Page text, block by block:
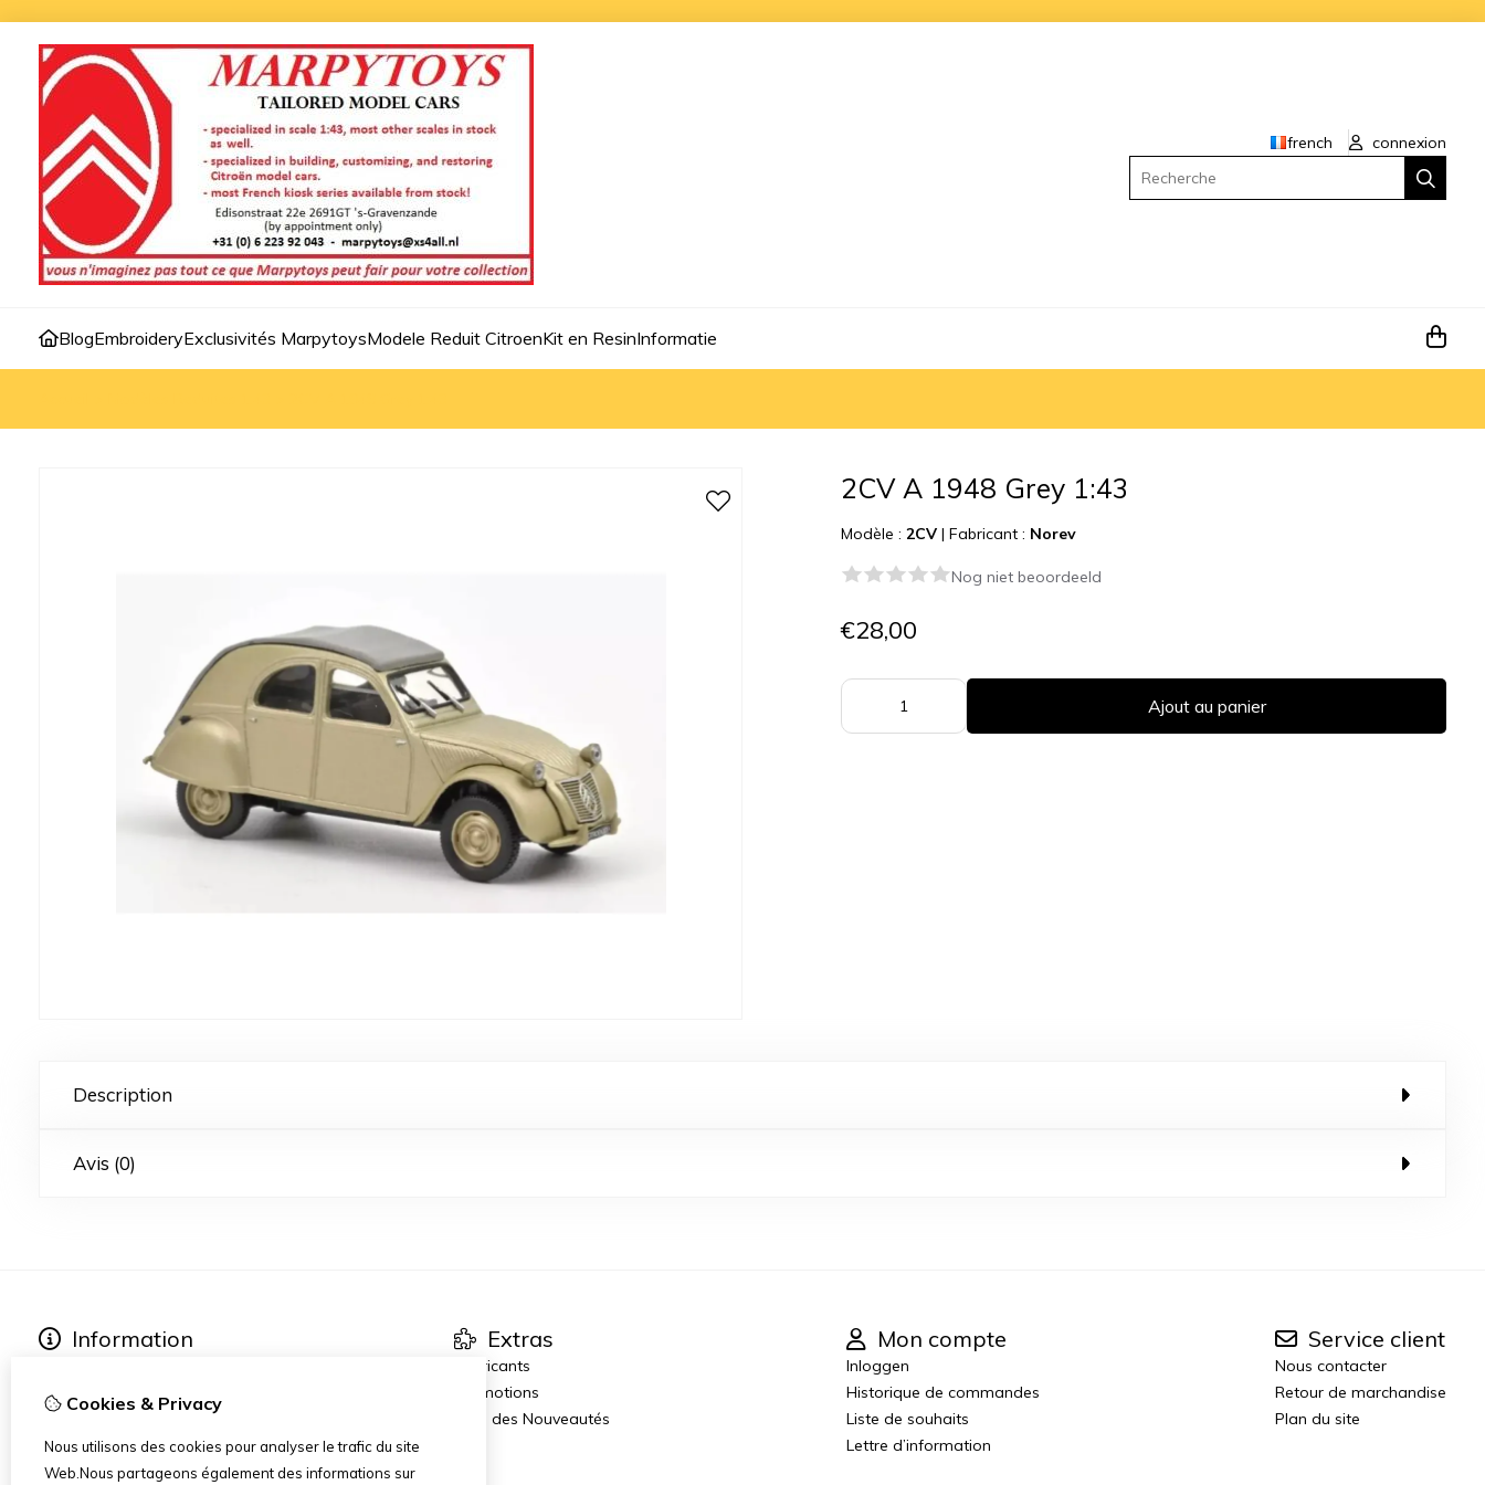
french
connexion
Recherche
BlogEmbroideryExclusivités MarpytoysModele Reduit CitroenKit en ResinInformatie
2CV A 1948 Grey 1:43
Modèle :2CV |Fabricant : Norev
Nog niet beoordeeld
€28,00
Ajout au panier
Description
Avis (0)
Information
Other links
Commander et Livraison
Terms and Conditions
Disclaimer
Extras
Fabricants
Promotions
Blog des Nouveautés
Mon compte
Inloggen
Historique de commandes
Liste de souhaits
Lettre d’information
Service client
Nous contacter
Retour de marchandise
Plan du site
Cookies & Privacy
Nous utilisons des cookies pour analyser le trafic du site
Web.Nous partageons également des informations sur